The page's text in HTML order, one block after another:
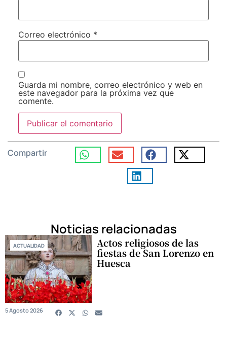
Correo electrónico *
Guarda mi nombre, correo electrónico y web en
este navegador para la próxima vez que
comente.
Compartir
Noticias relacionadas
ACTUALIDAD Actos religiosos de las
fiestas de San Lorenzo en
Huesca
5 Agosto 2026